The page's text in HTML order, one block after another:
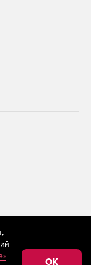
всего
применяются
технологии
к
OK